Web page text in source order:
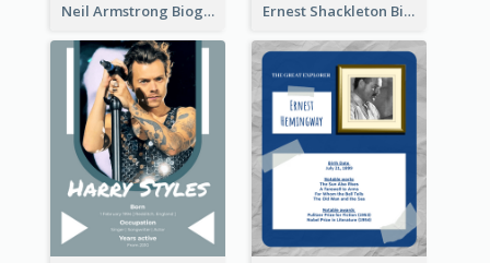
Neil Armstrong Biography Ernest Shackleton Biography